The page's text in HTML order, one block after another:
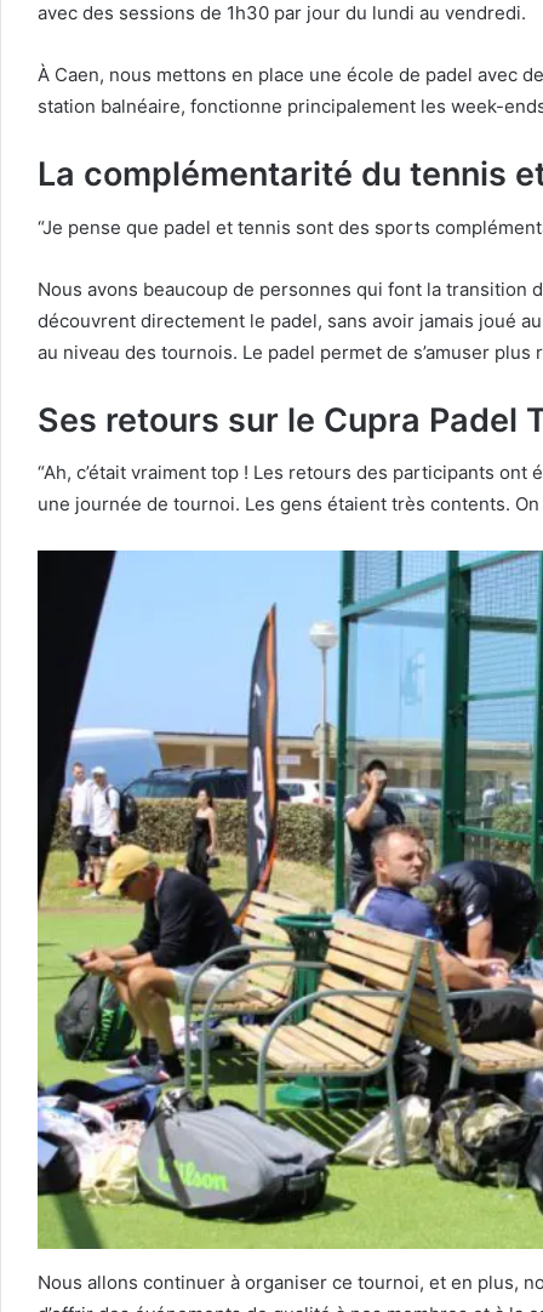
avec des sessions de 1h30 par jour du lundi au vendredi.
À Caen, nous mettons en place une école de padel avec
station balnéaire, fonctionne principalement les week-
La complémentarité du tennis
“Je pense que padel et tennis sont des sports
Nous avons beaucoup de personnes qui font la transition
découvrent directement le padel, sans avoir jamais joué
au niveau des tournois. Le padel permet de s’amuser
Ses retours sur le Cupra Padel
“Ah, c’était vraiment top ! Les retours des participants
une journée de tournoi. Les gens étaient très contents.
Nous allons continuer à organiser ce tournoi, et en plus,